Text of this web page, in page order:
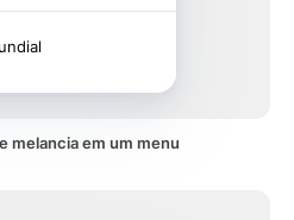
melancia em um menu